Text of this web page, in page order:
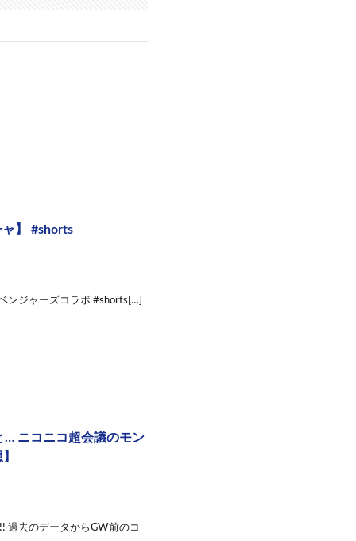
】 #shorts
ンジャーズコラボ #shorts[…]
… ニコニコ超会議のモン
過去のデータからGW前のコ